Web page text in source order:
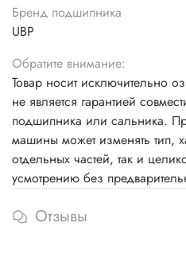
Бренд подшипника
UBP
Обратите внимание:
Товар носит исключительно
не является гарантией
подшипника или сальника.
машины может изменять тип,
отдельных частей, так и
усмотрению без
Отзывы